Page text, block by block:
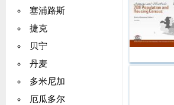
塞浦路斯
捷克
贝宁
丹麦
多米尼加
厄瓜多尔